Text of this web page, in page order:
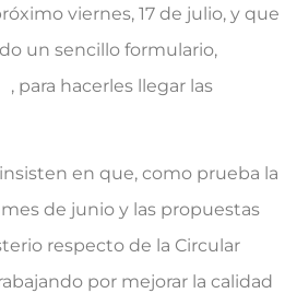
viernes, 17 de julio, y que
un sencillo formulario,
, para hacerles llegar las
en que, como prueba la
de junio y las propuestas
respecto de la Circular
por mejorar la calidad